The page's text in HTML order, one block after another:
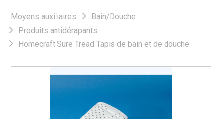
Moyens auxiliaires
Bain/Douche
Produits antidérapants
Homecraft Sure Tread Tapis de bain et de douche